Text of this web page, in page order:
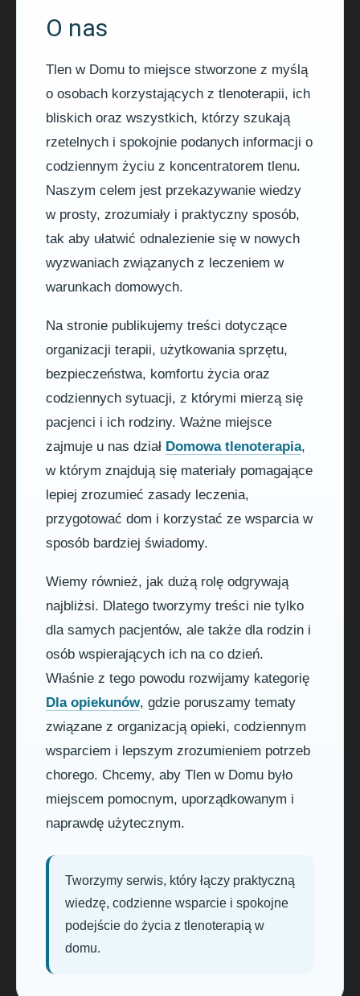
O nas
Tlen w Domu to miejsce stworzone z myślą
o osobach korzystających z tlenoterapii, ich
bliskich oraz wszystkich, którzy szukają
rzetelnych i spokojnie podanych informacji o
codziennym życiu z koncentratorem tlenu.
Naszym celem jest przekazywanie wiedzy
w prosty, zrozumiały i praktyczny sposób,
tak aby ułatwić odnalezienie się w nowych
wyzwaniach związanych z leczeniem w
warunkach domowych.
Na stronie publikujemy treści dotyczące
organizacji terapii, użytkowania sprzętu,
bezpieczeństwa, komfortu życia oraz
codziennych sytuacji, z którymi mierzą się
pacjenci i ich rodziny. Ważne miejsce
zajmuje u nas dział Domowa tlenoterapia,
w którym znajdują się materiały pomagające
lepiej zrozumieć zasady leczenia,
przygotować dom i korzystać ze wsparcia w
sposób bardziej świadomy.
Wiemy również, jak dużą rolę odgrywają
najbliżsi. Dlatego tworzymy treści nie tylko
dla samych pacjentów, ale także dla rodzin i
osób wspierających ich na co dzień.
Właśnie z tego powodu rozwijamy kategorię
Dla opiekunów, gdzie poruszamy tematy
związane z organizacją opieki, codziennym
wsparciem i lepszym zrozumieniem potrzeb
chorego. Chcemy, aby Tlen w Domu było
miejscem pomocnym, uporządkowanym i
naprawdę użytecznym.
Tworzymy serwis, który łączy praktyczną
wiedzę, codzienne wsparcie i spokojne
podejście do życia z tlenoterapią w
domu.